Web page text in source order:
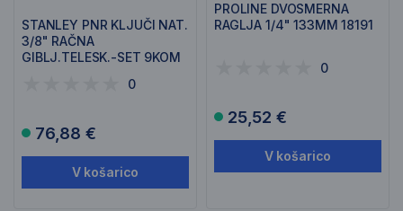
STANLEY PNR KLJUČI NAT.
3/8" RAČNA
GIBLJ.TELESK.-SET 9KOM
0
76,88 €
V košarico
PROLINE DVOSMERNA
RAGLJA 1/4" 133MM 18191
0
25,52 €
V košarico